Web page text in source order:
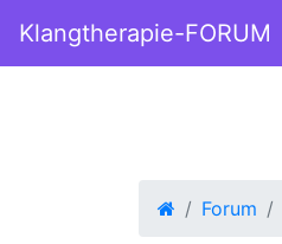
Klangtherapie-FORUM
Forum